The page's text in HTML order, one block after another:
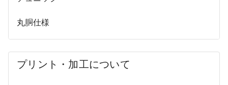
丸胴仕様
プリント・加工について